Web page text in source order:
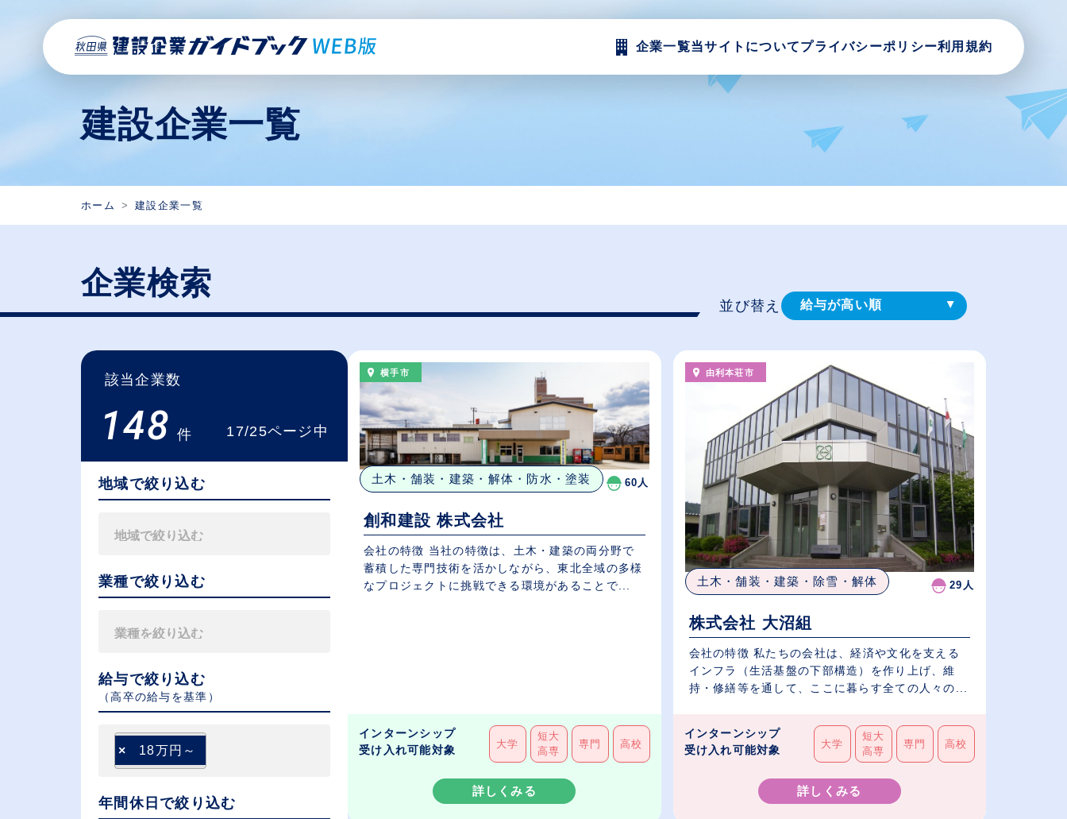
企業一覧当サイトについてプライバシーポリシー利用規約
建設企業一覧
ホーム 建設企業一覧
企業検索
該当企業数
148 件 17/25ページ中
地域で絞り込む
業種で絞り込む
給与で絞り込む
（⾼卒の給与を基準）
× 18万円～
年間休日で絞り込む
並び替え 給与が高い順
従業員が多い順
休日数が多い順
横手市
土木・舗装・建築・解体・防水・塗装 60人
創和建設 株式会社
会社の特徴 当社の特徴は、土木・建築の両分野で
蓄積した専門技術を活かしながら、東北全域の多様
なプロジェクトに挑戦できる環境があることで...
インターンシップ
受け入れ可能対象
大学
短大
高専
専門 高校
詳しくみる
由利本荘市
土木・舗装・建築・除雪・解体 29人
株式会社 大沼組
会社の特徴 私たちの会社は、経済や文化を支える
インフラ（生活基盤の下部構造）を作り上げ、維
持・修繕等を通して、ここに暮らす全ての人々の...
インターンシップ
受け入れ可能対象
大学
短大
高専
専門 高校
詳しくみる